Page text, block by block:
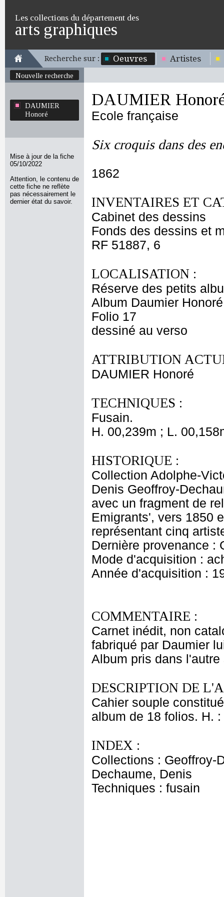
Les collections du département des
arts graphiques
Recherche sur : Oeuvres Artistes
Nouvelle recherche
DAUMIER
Honoré
Mise à jour de la fiche
05/10/2022
Attention, le contenu de
cette fiche ne reflète
pas nécessairement le
dernier état du savoir.
DAUMIER
Ecole française
Six croquis dans des
1862
INVENTAIRES ET
Cabinet des dessins
Fonds des dessins et
RF 51887, 6
LOCALISATION :
Réserve des petits
Album Daumier Honoré
Folio 17
dessiné au verso
ATTRIBUTION
DAUMIER Honoré
TECHNIQUES :
Fusain.
H. 00,239m ; L.
HISTORIQUE :
Collection Adolphe-
Denis Geoffroy-
avec un fragment de
Emigrants', vers 1850
représentant cinq
Dernière provenance :
Mode d'acquisition :
Année d'acquisition :
COMMENTAIRE :
Carnet inédit, non
fabriqué par Daumier
Album pris dans
DESCRIPTION DE
Cahier souple
album de 18 folios. H.
INDEX :
Collections : Geoffroy-
Dechaume, Denis
Techniques : fusain